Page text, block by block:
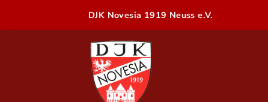
DJK Novesia 1919 Neuss e.V.